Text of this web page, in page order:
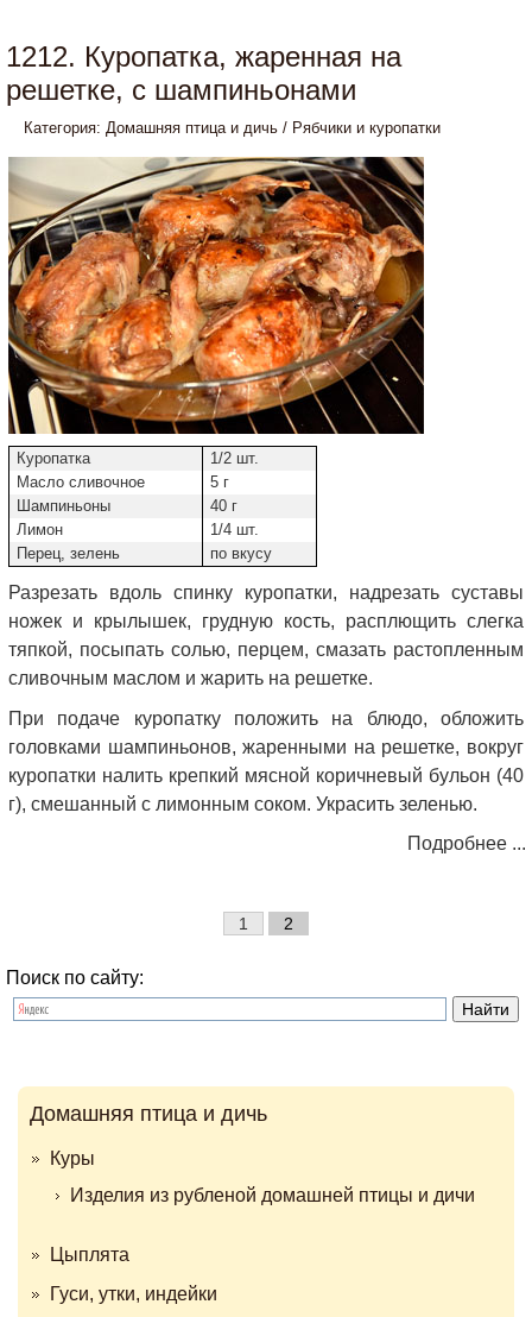
1212. Куропатка, жаренная на
решетке, с шампиньонами
Категория: Домашняя птица и дичь / Рябчики и куропатки
Куропатка
1/2 шт.
Масло сливочное
5 г
Шампиньоны
40 г
Лимон
1/4 шт.
Перец, зелень
по вкусу
Разрезать вдоль спинку куропатки, надрезать суставы
ножек и крылышек, грудную кость, расплющить слегка
тяпкой, посыпать солью, перцем, смазать растопленным
сливочным маслом и жарить на решетке.
При подаче куропатку положить на блюдо, обложить
головками шампиньонов, жаренными на решетке, вокруг
куропатки налить крепкий мясной коричневый бульон (40
г), смешанный с лимонным соком. Украсить зеленью.
Подробнее ...
1 2
Поиск по сайту:
Домашняя птица и дичь
Куры
Изделия из рубленой домашней птицы и дичи
Цыплята
Гуси, утки, индейки